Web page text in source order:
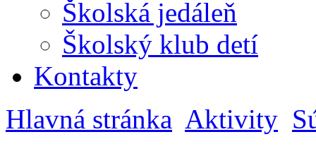
Školská jedáleň
Školský klub detí
Kontakty
Hlavná stránka Aktivity